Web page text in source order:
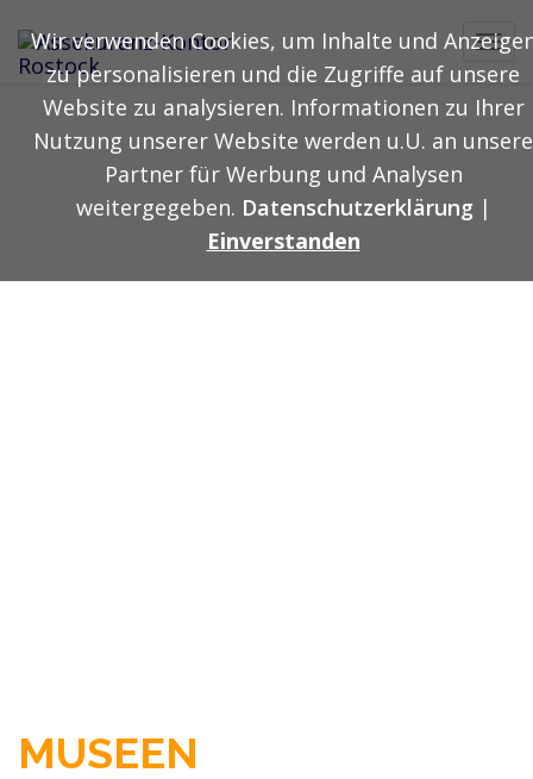
Wir verwenden Cookies, um Inhalte und
zu personalisieren und die Zugriffe auf unsere
Website zu analysieren. Informationen zu Ihrer
Nutzung unserer Website werden u.U. an unsere
Partner für Werbung und Analysen
weitergegeben. Datenschutzerklärung |
Einverstanden
MUSEEN